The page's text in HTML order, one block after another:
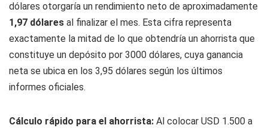
dólares otorgaría un rendimiento neto de aproximadamente
1,97 dólares al finalizar el mes. Esta cifra representa
exactamente la mitad de lo que obtendría un ahorrista que
constituye un depósito por 3000 dólares, cuya ganancia
neta se ubica en los 3,95 dólares según los últimos
informes oficiales.
Cálculo rápido para el ahorrista: Al colocar USD 1.500 a